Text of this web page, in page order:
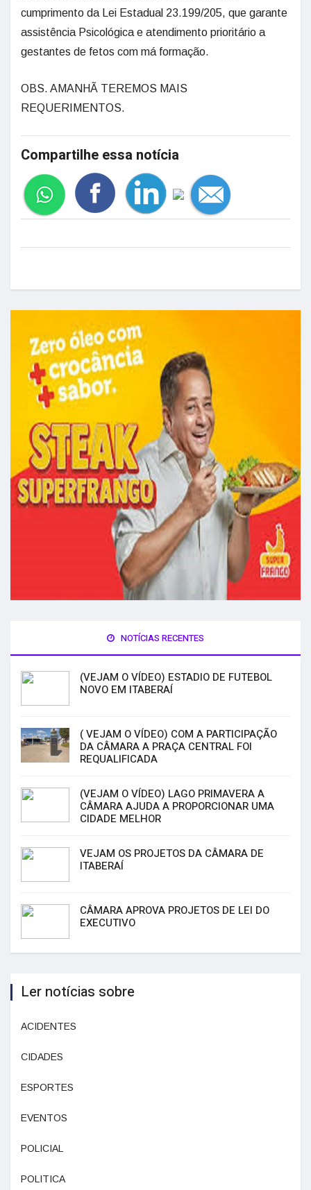
cumprimento da Lei Estadual 23.199/205, que garante
assistência Psicológica e atendimento prioritário a
gestantes de fetos com má formação.
OBS. AMANHÃ TEREMOS MAIS
REQUERIMENTOS.
Compartilhe essa notícia
NOTÍCIAS RECENTES
(VEJAM O VÍDEO) ESTADIO DE FUTEBOL
NOVO EM ITABERAÍ
( VEJAM O VÍDEO) COM A PARTICIPAÇÃO
DA CÂMARA A PRAÇA CENTRAL FOI
REQUALIFICADA
(VEJAM O VÍDEO) LAGO PRIMAVERA A
CÂMARA AJUDA A PROPORCIONAR UMA
CIDADE MELHOR
VEJAM OS PROJETOS DA CÂMARA DE
ITABERAÍ
CÂMARA APROVA PROJETOS DE LEI DO
EXECUTIVO
Ler notícias sobre
ACIDENTES
CIDADES
ESPORTES
EVENTOS
POLICIAL
POLITICA